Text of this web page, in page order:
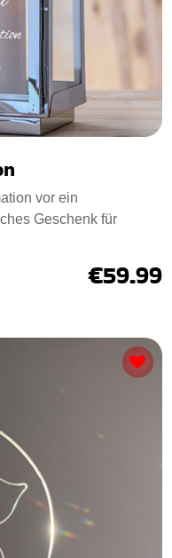
vor ein
Geschenk für
€59.99